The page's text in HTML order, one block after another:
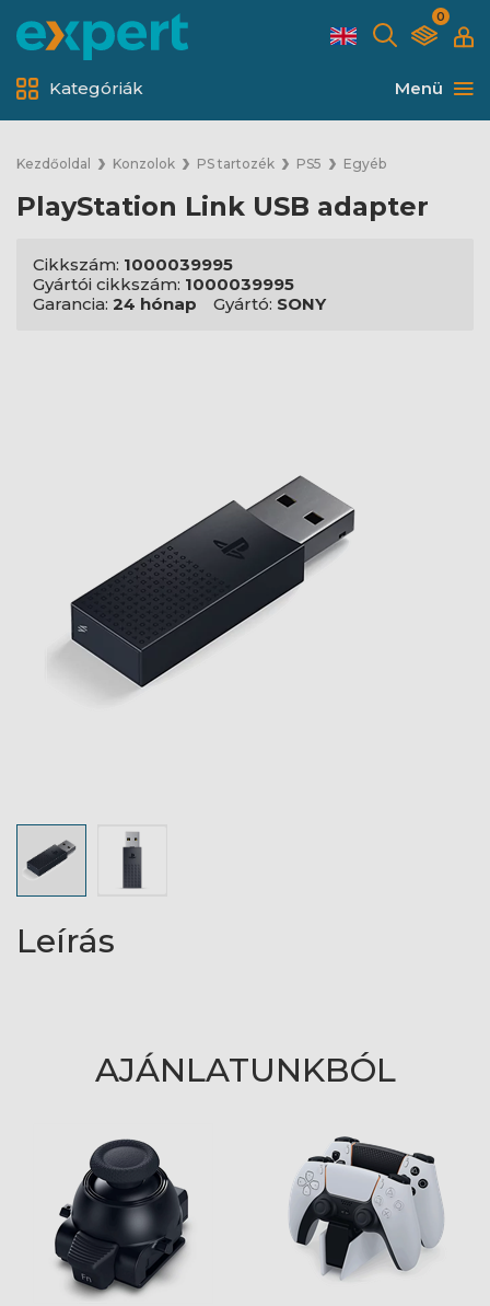
0
Menü
Kategóriák
Kezdőoldal Konzolok PS tartozék PS5 Egyéb
PlayStation Link USB adapter
Cikkszám: 1000039995
Gyártói cikkszám: 1000039995
Garancia: 24 hónap Gyártó: SONY
Leírás
AJÁNLATUNKBÓL